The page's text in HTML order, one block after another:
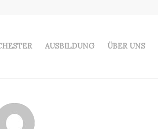
AUSBILDUNG ÜBER UNS